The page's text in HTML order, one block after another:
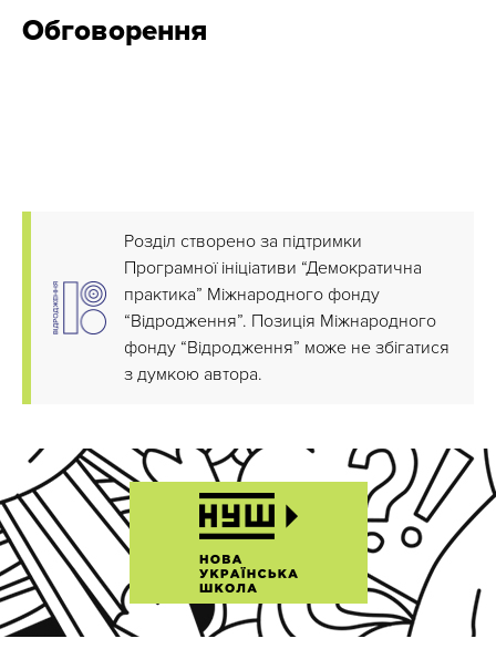
Обговорення
Розділ створено за підтримки
Програмної ініціативи “Демократична
практика” Міжнародного фонду
“Відродження”. Позиція Міжнародного
фонду “Відродження” може не збігатися
з думкою автора.